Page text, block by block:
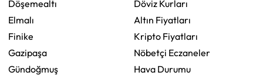
Döşemealtı
Elmalı
Finike
Gazipaşa
Gündoğmuş
Döviz Kurları
Altın Fiyatları
Kripto Fiyatları
Nöbetçi Eczaneler
Hava Durumu